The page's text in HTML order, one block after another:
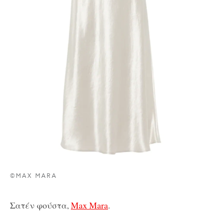
©MAX MARA
Σατέν φούστα,Max Mara.